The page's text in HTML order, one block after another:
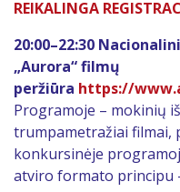
REIKALINGA
20:00–22:30
„Aurora“ filmų
peržiūra https://
Programoje – mokinių
trumpametražiai filmai,
konkursinėje
atviro formato principu